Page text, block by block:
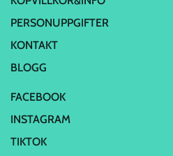
PERSONUPPGIFTER
KONTAKT
BLOGG
FACEBOOK
INSTAGRAM
TIKTOK